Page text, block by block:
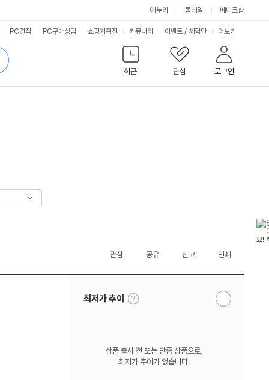
에누리 몰테일 메이크샵
최근
관심 로그인
PC견적 PC구매상담 쇼핑기획전 커뮤니티 이벤트 / 체험단 서
비
스
더보기
관심 공유 신고 인쇄
최저가 추이
툴
팁
알
상품 출시 전 또는 단종 상품으로,
최저가 추이가 없습니다.